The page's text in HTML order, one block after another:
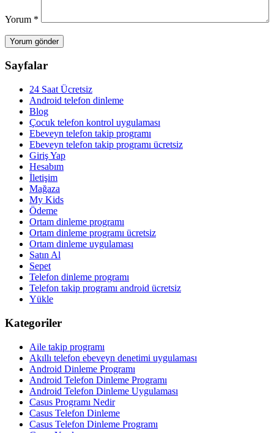
Yorum *
Sayfalar
24 Saat Ücretsiz
Android telefon dinleme
Blog
Çocuk telefon kontrol uygulaması
Ebeveyn telefon takip programı
Ebeveyn telefon takip programı ücretsiz
Giriş Yap
Hesabım
İletişim
Mağaza
My Kids
Ödeme
Ortam dinleme programı
Ortam dinleme programı ücretsiz
Ortam dinleme uygulaması
Satın Al
Sepet
Telefon dinleme programı
Telefon takip programı android ücretsiz
Yükle
Kategoriler
Aile takip programı
Akıllı telefon ebeveyn denetimi uygulaması
Android Dinleme Programı
Android Telefon Dinleme Programı
Android Telefon Dinleme Uygulaması
Casus Programı Nedir
Casus Telefon Dinleme
Casus Telefon Dinleme Programı